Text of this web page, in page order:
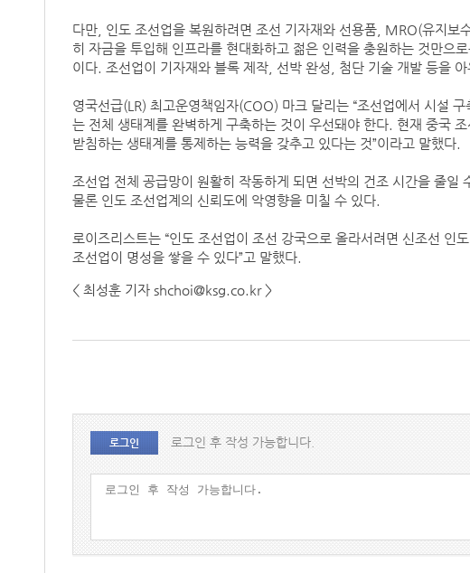
다만, 인도 조선업을 복원하려면 조선 기자재와 선용품, MRO(유지보
히 자금을 투입해 인프라를 현대화하고 젊은 인력을 충원하는 것만으
이다. 조선업이 기자재와 블록 제작, 선박 완성, 첨단 기술 개발 등을
영국선급(LR) 최고운영책임자(COO) 마크 달리는 “조선업에서 시설
는 전체 생태계를 완벽하게 구축하는 것이 우선돼야 한다. 현재 중국
받침하는 생태계를 통제하는 능력을 갖추고 있다는 것”이라고 말했다.
조선업 전체 공급망이 원활히 작동하게 되면 선박의 건조 시간을 줄
물론 인도 조선업계의 신뢰도에 악영향을 미칠 수 있다.
로이즈리스트는 “인도 조선업이 조선 강국으로 올라서려면 신조선 인
조선업이 명성을 쌓을 수 있다”고 말했다.
< 최성훈 기자 shchoi@ksg.co.kr >
로그인
로그인 후 작성 가능합니다.